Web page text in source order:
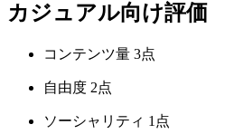
カジュアル向け評価
コンテンツ量 3点
自由度 2点
ソーシャリティ 1点